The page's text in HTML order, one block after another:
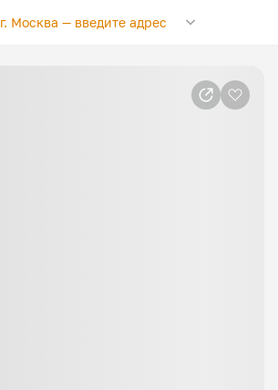
г. Москва —введите адрес